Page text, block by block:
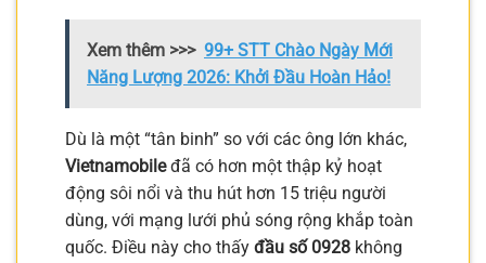
Xem thêm >>> 99+ STT Chào Ngày Mới
Năng Lượng 2026: Khởi Đầu Hoàn Hảo!
Dù là một “tân binh” so với các ông lớn khác,
Vietnamobileđã có hơn một thập kỷ hoạt
động sôi nổi và thu hút hơn 15 triệu người
dùng, với mạng lưới phủ sóng rộng khắp toàn
quốc. Điều này cho thấy đầu số 0928 không